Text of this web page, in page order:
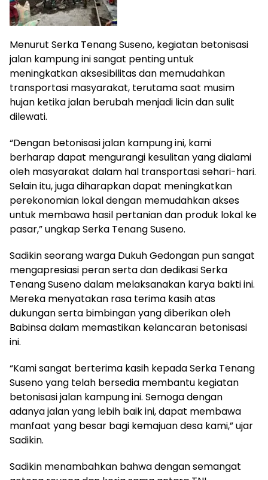
Menurut Serka Tenang Suseno, kegiatan betonisasi
jalan kampung ini sangat penting untuk
meningkatkan aksesibilitas dan memudahkan
transportasi masyarakat, terutama saat musim
hujan ketika jalan berubah menjadi licin dan sulit
dilewati.
“Dengan betonisasi jalan kampung ini, kami
berharap dapat mengurangi kesulitan yang dialami
oleh masyarakat dalam hal transportasi sehari-hari.
Selain itu, juga diharapkan dapat meningkatkan
perekonomian lokal dengan memudahkan akses
untuk membawa hasil pertanian dan produk lokal ke
pasar,” ungkap Serka Tenang Suseno.
Sadikin seorang warga Dukuh Gedongan pun sangat
mengapresiasi peran serta dan dedikasi Serka
Tenang Suseno dalam melaksanakan karya bakti ini.
Mereka menyatakan rasa terima kasih atas
dukungan serta bimbingan yang diberikan oleh
Babinsa dalam memastikan kelancaran betonisasi
ini.
“Kami sangat berterima kasih kepada Serka Tenang
Suseno yang telah bersedia membantu kegiatan
betonisasi jalan kampung ini. Semoga dengan
adanya jalan yang lebih baik ini, dapat membawa
manfaat yang besar bagi kemajuan desa kami,” ujar
Sadikin.
Sadikin menambahkan bahwa dengan semangat